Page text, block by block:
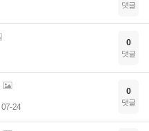
댓글
0
댓글
07-24
0
댓글